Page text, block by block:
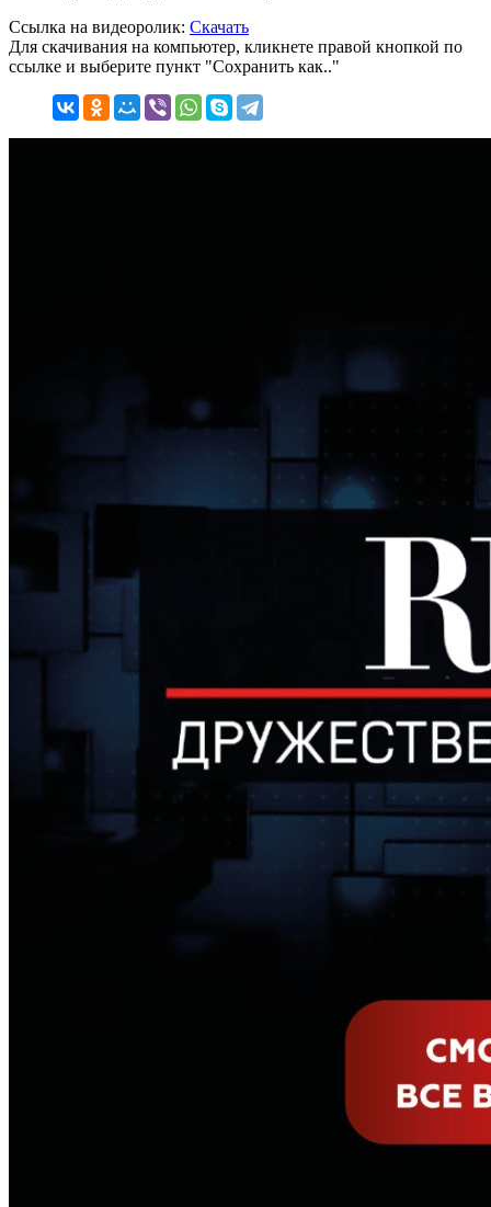
Ссылка на видеоролик: Скачать
Для скачивания на компьютер, кликнете правой кнопкой по
ссылке и выберите пункт "Сохранить как.."